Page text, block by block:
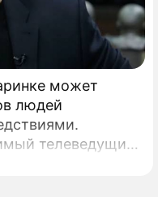
может
людей
телеведущий
обратил